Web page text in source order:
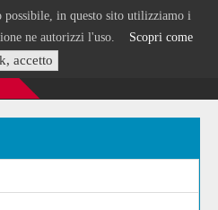
in questo sito utilizziamo i
ne autorizzi l'uso. Scopri come
accetto